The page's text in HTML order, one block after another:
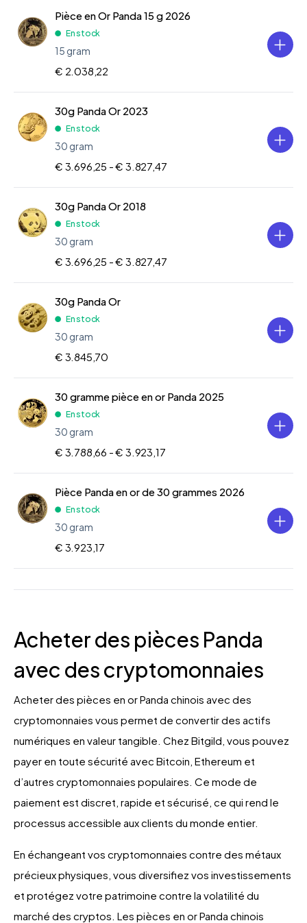
Pièce en Or Panda 15 g 2026
En stock
15 gram
€ 2.038,22
30g Panda Or 2023
En stock
30 gram
€ 3.696,25 -€ 3.827,47
30g Panda Or 2018
En stock
30 gram
€ 3.696,25 -€ 3.827,47
30g Panda Or
En stock
30 gram
€ 3.845,70
30 gramme pièce en or Panda 2025
En stock
30 gram
€ 3.788,66 -€ 3.923,17
Pièce Panda en or de 30 grammes 2026
En stock
30 gram
€ 3.923,17
Acheter des pièces Panda
avec des cryptomonnaies
Acheter des pièces en or Panda chinois avec des
cryptomonnaies vous permet de convertir des actifs
numériques en valeur tangible. Chez Bitgild, vous pouvez
payer en toute sécurité avec Bitcoin, Ethereum et
d’autres cryptomonnaies populaires. Ce mode de
paiement est discret, rapide et sécurisé, ce qui rend le
processus accessible aux clients du monde entier.
En échangeant vos cryptomonnaies contre des métaux
précieux physiques, vous diversifiez vos investissements
et protégez votre patrimoine contre la volatilité du
marché des cryptos. Les pièces en or Panda chinois